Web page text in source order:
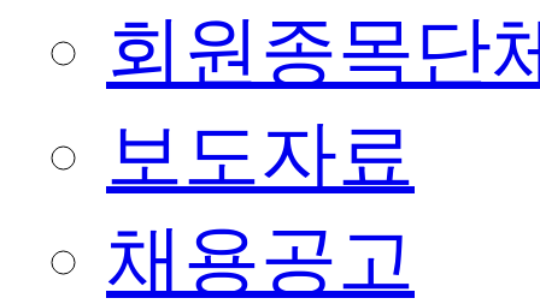
회원종목단
보도자료
채용공고